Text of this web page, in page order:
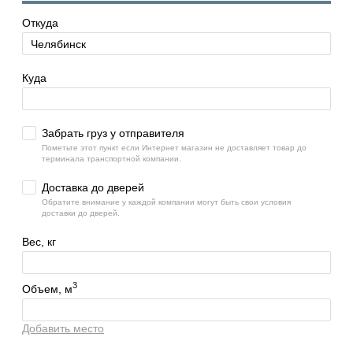
Откуда
Куда
Забрать груз у отправителя
Пометьте этот пункт если Интернет магазин не доставляет товар до
терминала транспортной компании.
Доставка до дверей
Обратите внимание у каждой компании могут быть свои условия
доставки до дверей.
Вес, кг
Объем, м3
Добавить место